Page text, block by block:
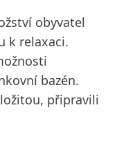
obyvatel
k relaxaci.
bazén.
připravili